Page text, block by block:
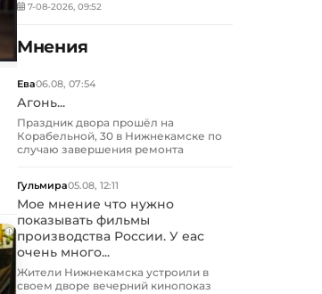
i
7-08-2026, 09:52
Мнения
Ева06.08, 07:54
Агонь...
Праздник двора прошёл на
Корабельной, 30 в Нижнекамске по
случаю завершения ремонта
Гульмира05.08, 12:11
Мое мнение что нужно
показывать фильмы
производства России. У еас
очень много...
Жители Нижнекамска устроили в
своем дворе вечерний кинопоказ